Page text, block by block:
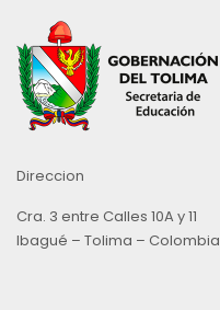
Direccion
Cra. 3 entre Calles 10A y 11
Ibagué – Tolima – Colombia